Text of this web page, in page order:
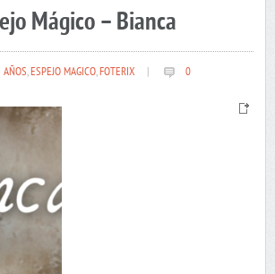
Mágico – Bianca
AÑOS,ESPEJO MAGICO,FOTERIX 0